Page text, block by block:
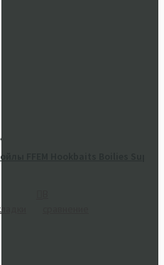
FFEM Hookbaits Boilies Super